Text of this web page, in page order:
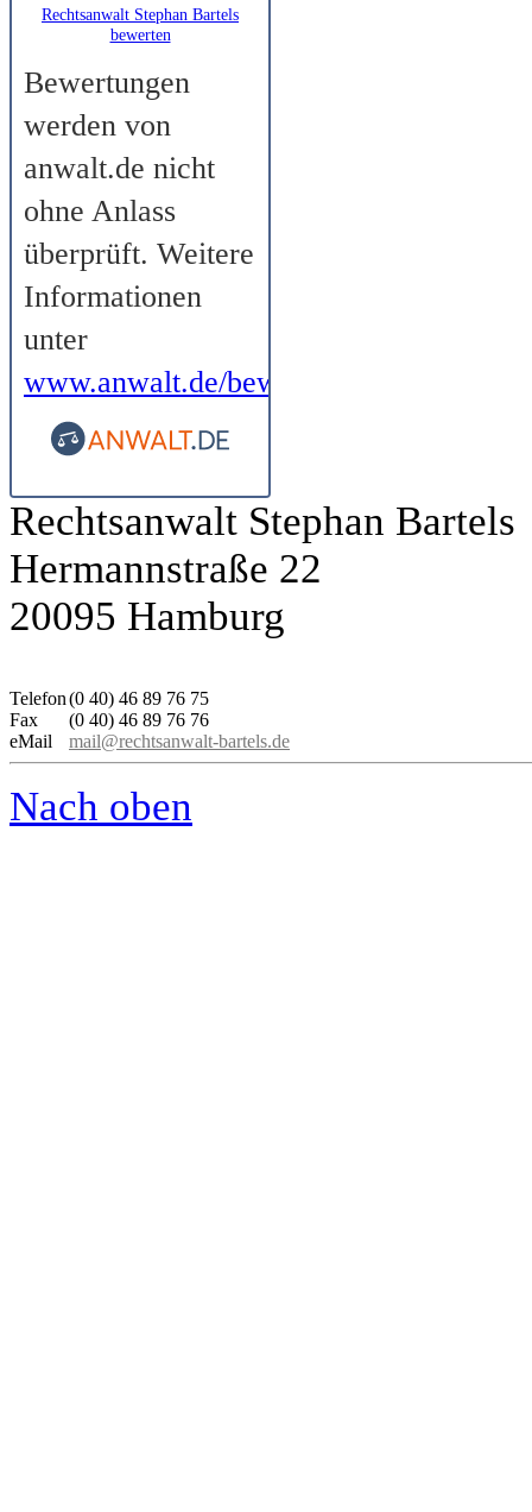
Rechtsanwalt Stephan Bartels
bewerten
Bewertungen
werden von
anwalt.de nicht
ohne Anlass
überprüft. Weitere
Informationen
unter
www.anwalt.de/bewertungsrichtlinien
Rechtsanwalt Stephan Bartels
Hermannstraße 22
20095 Hamburg
Telefon(0 40) 46 89 76 75
Fax
(0 40) 46 89 76 76
eMail
mail@rechtsanwalt-bartels.de
Nach oben